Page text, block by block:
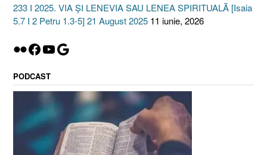
233 I 2025. VIA ȘI LENEVIA SAU LENEA SPIRITUALĂ [Isaia
5.7 I 2 Petru 1.3-5] 21 August 2025 11 iunie, 2026
Flickr
Facebook
YouTube
Google
PODCAST